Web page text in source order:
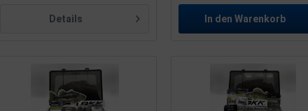
Details In den Warenkorb